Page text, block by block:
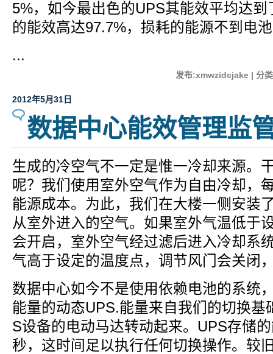
5%，如今最出色的UPS其能效平均达
的能效高达97.7%，损耗的能源不到电
...
发布:xmwzidcjake | 分
2012年5月31日
数据中心能效管理监
生成的冷空气不一定是惟一冷却来源。
呢？我们使用室外空气作为自由冷却，
能源成本。为此，我们在大楼一侧安装
从室外进入的空气。如果室外气温低于
会开启，室外空气经过滤后进入冷却系
气高于设定的温度点，调节风门会关闭
数据中心如今不是使用依赖电池的系统
能量的动态UPS.能量来自我们的切换基
S设备的电动马达转动起来。UPS存储
秒，这时间足以执行任何切换操作。较